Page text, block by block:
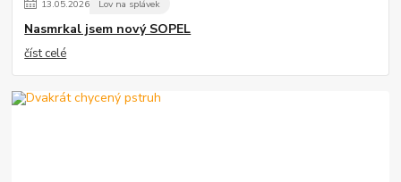
13.05.2026 Lov na splávek
Nasmrkal jsem nový SOPEL
číst celé